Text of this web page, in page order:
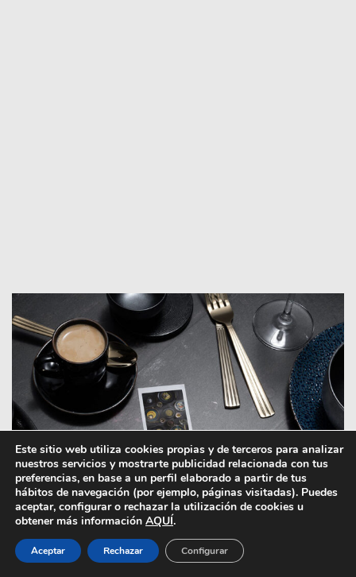
Este sitio web utiliza cookies propias y de terceros para analizar
nuestros servicios y mostrarte publicidad relacionada con tus
preferencias, en base a un perfil elaborado a partir de tus
hábitos de navegación (por ejemplo, páginas visitadas). Puedes
aceptar, configurar o rechazar la utilización de cookies u
obtener más información AQUÍ.
Aceptar Rechazar Configurar